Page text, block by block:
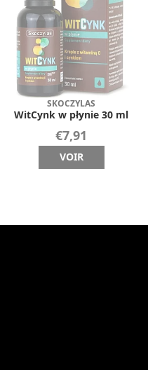
SKOCZYLAS
WitCynk w płynie 30 ml
€7,91
VOIR